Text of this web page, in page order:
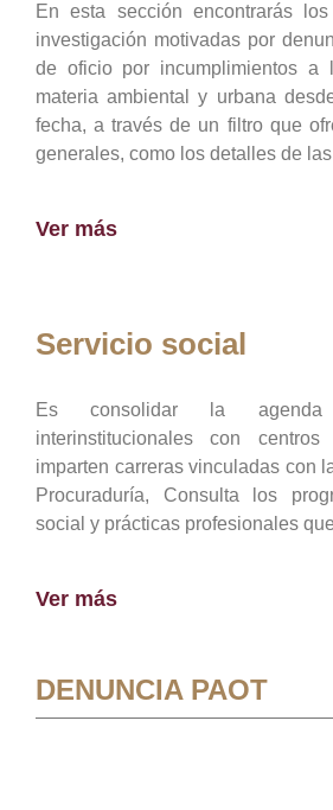
En esta sección encontrarás
investigación motivadas por
de oficio por incumplimientos a
materia ambiental y urbana
fecha, a través de un filtro que
generales, como los detalles de
Ver más
Servicio social
Es consolidar la
interinstitucionales con
imparten carreras vinculadas con
Procuraduría, Consulta los
social y prácticas profesionales
Ver más
DENUNCIA PAOT